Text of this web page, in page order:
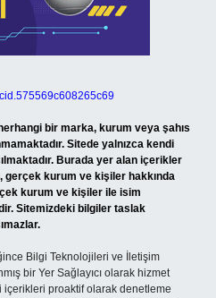
bir marka, kurum veya şahıs
Sitede yalnızca kendi
Burada yer alan içerikler
gerçek kurum ve kişiler hakkında
kurum ve kişiler ile isim
Sitemizdeki bilgiler taslak
Bilgi Teknolojileri ve İletişim
bir Yer Sağlayıcı olarak hizmet
proaktif olarak denetleme